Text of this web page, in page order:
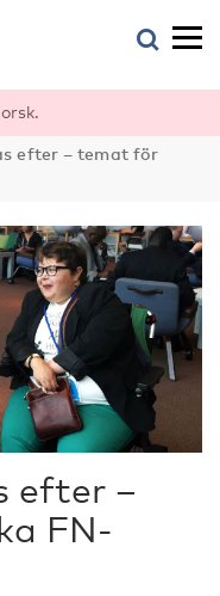
efter – temat för
efter –
FN-